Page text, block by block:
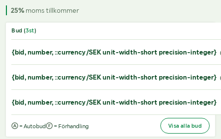
25% moms tillkommer
Bud (3st)
{bid, number, ::currency/SEK unit-width-short precision-integer}
{bid, number, ::currency/SEK unit-width-short precision-integer}
{bid, number, ::currency/SEK unit-width-short precision-integer}
= Autobud = Förhandling Visa alla bud